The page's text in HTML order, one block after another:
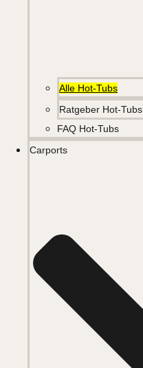
Alle Hot-Tubs
Ratgeber Hot-Tubs
FAQ Hot-Tubs
Carports